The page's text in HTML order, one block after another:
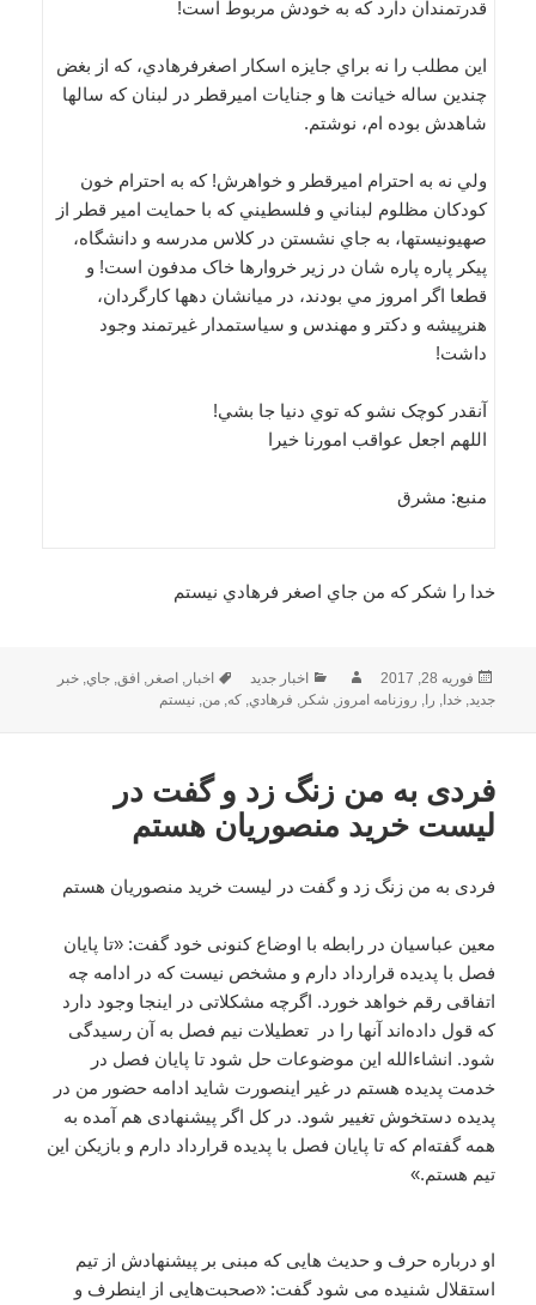
قدرتمندان دارد که به خودش مربوط است!
اين مطلب را نه براي جايزه اسکار اصغرفرهادي، که از بغض
چندين ساله خيانت ها و جنايات اميرقطر در لبنان که سالها
شاهدش بوده ام، نوشتم.
ولي نه به احترام اميرقطر و خواهرش! که به احترام خون
کودکان مظلوم لبناني و فلسطيني که با حمايت امير قطر از
صهيونيستها، به جاي نشستن در کلاس مدرسه و دانشگاه،
پيکر پاره پاره شان در زير خروارها خاک مدفون است! و
قطعا اگر امروز مي بودند، در ميانشان دهها کارگردان،
هنرپيشه و دکتر و مهندس و سياستمدار غيرتمند وجود
داشت!
آنقدر کوچک نشو که توي دنيا جا بشي!
اللهم اجعل عواقب امورنا خيرا
منبع: مشرق
خدا را شکر که من جاي اصغر فرهادي نيستم
ارسال
شده
فوریه 28, 2017 نویسندهدسته‌ها
اخبار جدید برچسب‌ها
اخبار, اصغر, افق,جاي,خبر
جدید,خدا, را, روزنامه امروز, شکر, فرهادي,که,من,نيستم
فردی به من زنگ زد و گفت در
لیست خرید منصوریان هستم
فردی به من زنگ زد و گفت در لیست خرید منصوریان هستم
معین عباسیان در رابطه با اوضاع کنونی خود گفت: «تا پایان
فصل با پدیده قرارداد دارم و مشخص نیست که در ادامه چه
اتفاقی رقم خواهد خورد. اگرچه مشکلاتی در اینجا وجود دارد
که قول داده‌اند آنها را در تعطیلات نیم فصل به آن رسیدگی
شود. ان‎شاءالله این موضوعات حل شود تا پایان فصل در
خدمت پدیده هستم در غیر اینصورت شاید ادامه حضور من در
پدیده دستخوش تغییر شود. در کل اگر پیشنهادی هم آمده به
همه گفته‌ام که تا پایان فصل با پدیده قرارداد دارم و بازیکن این
تیم هستم.»
او درباره حرف و حدیث هایی که مبنی بر پیشنهادش از تیم
استقلال شنیده می شود گفت: «صحبت‌هایی از اینطرف و